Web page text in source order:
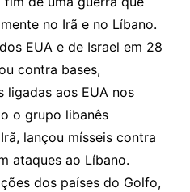
no Irã e no Líbano.
EUA e de Israel em 28
contra bases,
ligadas aos EUA nos
o grupo libanês
lançou mísseis contra
ataques ao Líbano.
dos países do Golfo,